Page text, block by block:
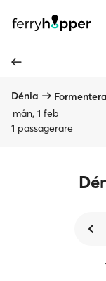
Dénia
Formentera
mån, 1 feb
1 passagerare